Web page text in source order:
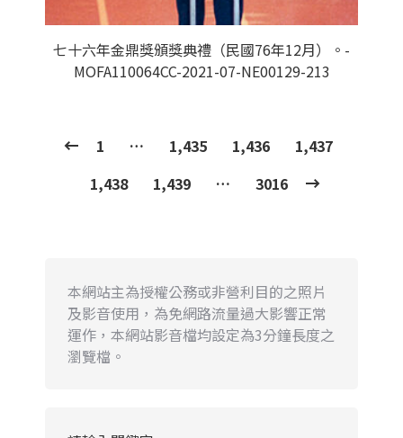
七十六年金鼎獎頒獎典禮（民國76年12月）。-
MOFA110064CC-2021-07-NE00129-213
1 … 1,435 1,436
1,437
1,438
1,439 … 3016
本網站主為授權公務或非營利目的之照片
及影音使用，為免網路流量過大影響正常
運作，本網站影音檔均設定為3分鐘長度之
瀏覽檔。